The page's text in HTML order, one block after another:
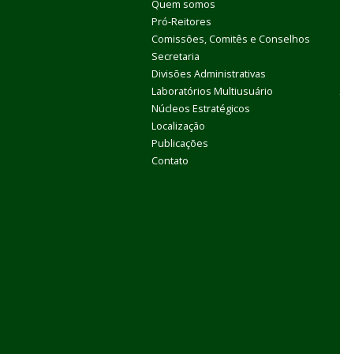
Quem somos
Pró-Reitores
Comissões, Comitês e Conselhos
Secretaria
Divisões Administrativas
Laboratórios Multiusuário
Núcleos Estratégicos
Localização
Publicações
Contato